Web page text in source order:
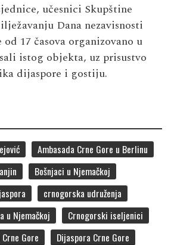
učesnici Skupštine
Dana nezavisnosti
17 časova organizovano u
istog objekta, uz prisustvo
dijaspore i gostiju.
Ambasada Crne Gore u Berlinu
Bošnjaci u Njemačkoj
crnogorska udruženja
u Njemačkoj
Crnogorski iseljenici
Gore
Dijaspora Crne Gore